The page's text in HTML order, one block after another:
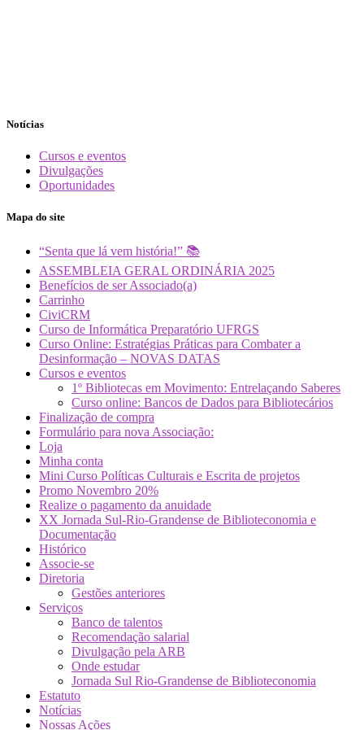
Notícias
Cursos e eventos
Divulgações
Oportunidades
Mapa do site
“Senta que lá vem história!” 📚
ASSEMBLEIA GERAL ORDINÁRIA 2025
Benefícios de ser Associado(a)
Carrinho
CiviCRM
Curso de Informática Preparatório UFRGS
Curso Online: Estratégias Práticas para Combater a
Desinformação – NOVAS DATAS
Cursos e eventos
1º Bibliotecas em Movimento: Entrelaçando Saberes
Curso online: Bancos de Dados para Bibliotecários
Finalização de compra
Formulário para nova Associação:
Loja
Minha conta
Mini Curso Políticas Culturais e Escrita de projetos
Promo Novembro 20%
Realize o pagamento da anuidade
XX Jornada Sul-Rio-Grandense de Biblioteconomia e
Documentação
Histórico
Associe-se
Diretoria
Gestões anteriores
Serviços
Banco de talentos
Recomendação salarial
Divulgação pela ARB
Onde estudar
Jornada Sul Rio-Grandense de Biblioteconomia
Estatuto
Notícias
Nossas Ações